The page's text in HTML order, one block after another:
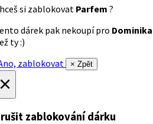
si zablokovat Parfem ?
dárek pak nekoupí pro
ty :)
zablokovat
× Zpět
zablokování dárku